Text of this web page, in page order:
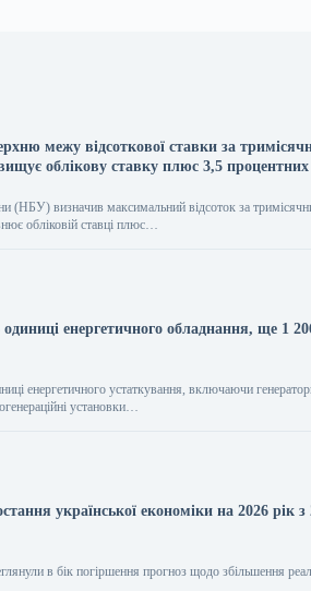
межу відсоткової ставки за
облікову ставку плюс 3,5
(НБУ) визначив максимальний відсоток за
обліковій ставці плюс…
енергетичного обладнання, ще 1
енергетичного устаткування, включаючи
установки…
української економіки на 2026 рік
в бік погіршення прогноз щодо збільшення